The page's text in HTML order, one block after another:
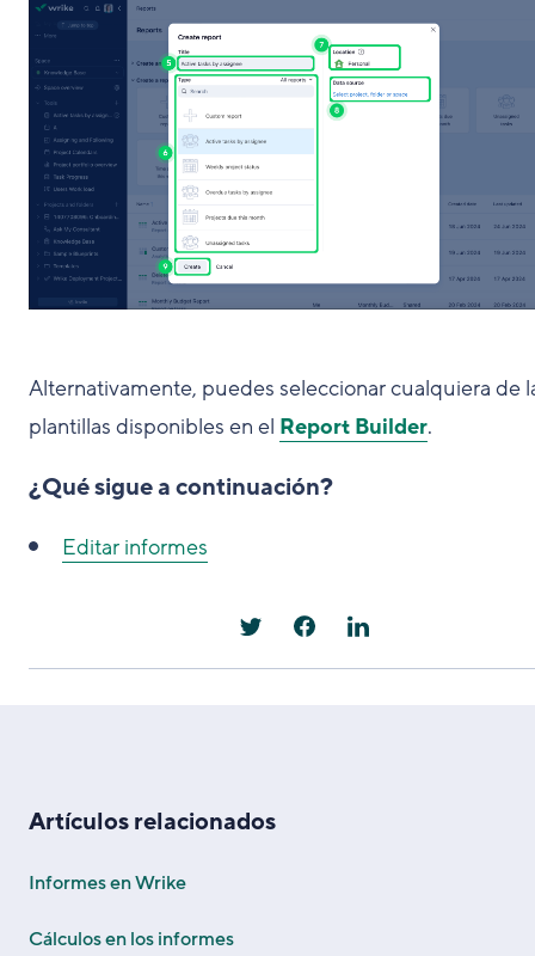
Alternativamente, puedes seleccionar cualquiera de
plantillas disponibles en el Report Builder.
¿Qué sigue a continuación?
Editar informes
Artículos relacionados
Informes en Wrike
Cálculos en los informes